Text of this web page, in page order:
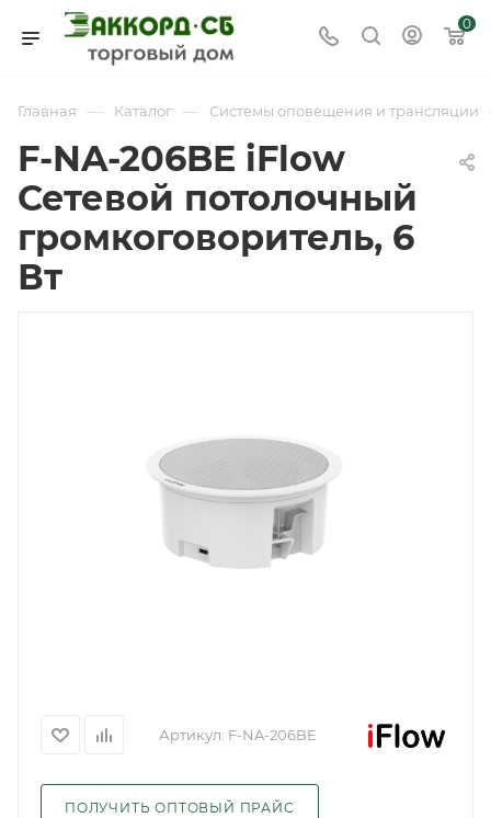
0
Главная — Каталог — Системы оповещения и трансляции
F-NA-206BE iFlow
Сетевой потолочный
громкоговоритель, 6
Вт
Артикул: F-NA-206BE
ПОЛУЧИТЬ ОПТОВЫЙ ПРАЙС